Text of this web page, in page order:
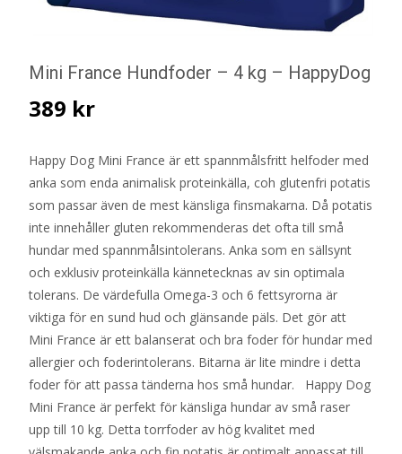
Mini France Hundfoder – 4 kg – HappyDog
389 kr
Happy Dog Mini France är ett spannmålsfritt helfoder med
anka som enda animalisk proteinkälla, coh glutenfri potatis
som passar även de mest känsliga finsmakarna. Då potatis
inte innehåller gluten rekommenderas det ofta till små
hundar med spannmålsintolerans. Anka som en sällsynt
och exklusiv proteinkälla kännetecknas av sin optimala
tolerans. De värdefulla Omega-3 och 6 fettsyrorna är
viktiga för en sund hud och glänsande päls. Det gör att
Mini France är ett balanserat och bra foder för hundar med
allergier och foderintolerans. Bitarna är lite mindre i detta
foder för att passa tänderna hos små hundar. Happy Dog
Mini France är perfekt för känsliga hundar av små raser
upp till 10 kg. Detta torrfoder av hög kvalitet med